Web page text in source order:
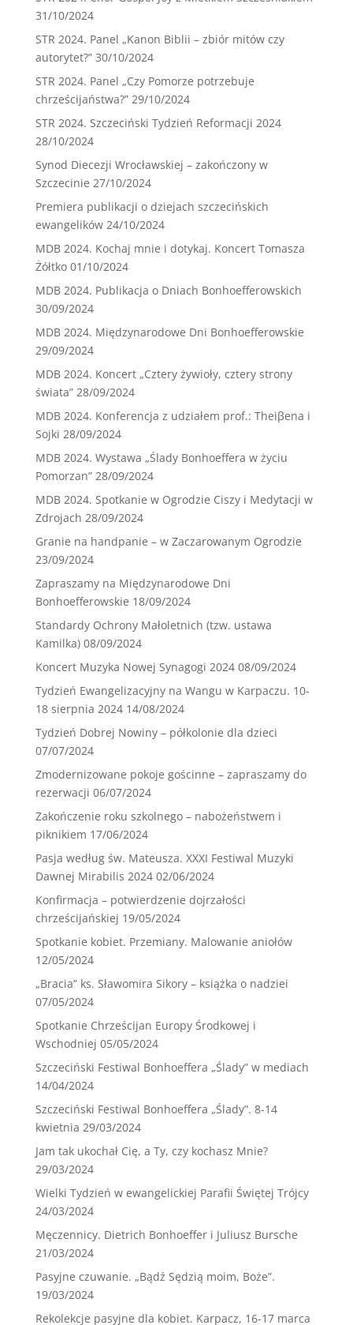
31/10/2024
STR 2024. Panel „Kanon Biblii – zbiór mitów czy
autorytet?” 30/10/2024
STR 2024. Panel „Czy Pomorze potrzebuje
chrześcijaństwa?” 29/10/2024
STR 2024. Szczeciński Tydzień Reformacji 2024
28/10/2024
Synod Diecezji Wrocławskiej – zakończony w
Szczecinie 27/10/2024
Premiera publikacji o dziejach szczecińskich
ewangelików 24/10/2024
MDB 2024. Kochaj mnie i dotykaj. Koncert Tomasza
Żółtko 01/10/2024
MDB 2024. Publikacja o Dniach Bonhoefferowskich
30/09/2024
MDB 2024. Międzynarodowe Dni Bonhoefferowskie
29/09/2024
MDB 2024. Koncert „Cztery żywioły, cztery strony
świata” 28/09/2024
MDB 2024. Konferencja z udziałem prof.: Theiβena i
Sojki 28/09/2024
MDB 2024. Wystawa „Ślady Bonhoeffera w życiu
Pomorzan” 28/09/2024
MDB 2024. Spotkanie w Ogrodzie Ciszy i Medytacji w
Zdrojach 28/09/2024
Granie na handpanie – w Zaczarowanym Ogrodzie
23/09/2024
Zapraszamy na Międzynarodowe Dni
Bonhoefferowskie 18/09/2024
Standardy Ochrony Małoletnich (tzw. ustawa
Kamilka) 08/09/2024
Koncert Muzyka Nowej Synagogi 2024 08/09/2024
Tydzień Ewangelizacyjny na Wangu w Karpaczu. 10-
18 sierpnia 2024 14/08/2024
Tydzień Dobrej Nowiny – półkolonie dla dzieci
07/07/2024
Zmodernizowane pokoje gościnne – zapraszamy do
rezerwacji 06/07/2024
Zakończenie roku szkolnego – nabożeństwem i
piknikiem 17/06/2024
Pasja według św. Mateusza. XXXI Festiwal Muzyki
Dawnej Mirabilis 2024 02/06/2024
Konfirmacja – potwierdzenie dojrzałości
chrześcijańskiej 19/05/2024
Spotkanie kobiet. Przemiany. Malowanie aniołów
12/05/2024
„Bracia” ks. Sławomira Sikory – książka o nadziei
07/05/2024
Spotkanie Chrześcijan Europy Środkowej i
Wschodniej 05/05/2024
Szczeciński Festiwal Bonhoeffera „Ślady” w mediach
14/04/2024
Szczeciński Festiwal Bonhoeffera „Ślady”. 8-14
kwietnia 29/03/2024
Jam tak ukochał Cię, a Ty, czy kochasz Mnie?
29/03/2024
Wielki Tydzień w ewangelickiej Parafii Świętej Trójcy
24/03/2024
Męczennicy. Dietrich Bonhoeffer i Juliusz Bursche
21/03/2024
Pasyjne czuwanie. „Bądź Sędzią moim, Boże”.
19/03/2024
Rekolekcje pasyjne dla kobiet. Karpacz, 16-17 marca